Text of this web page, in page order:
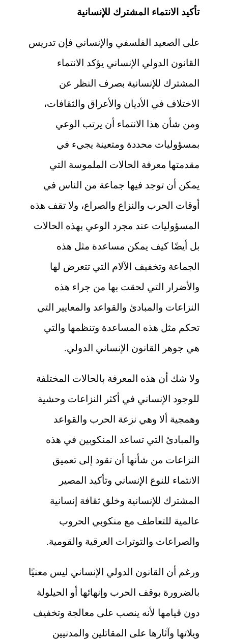
تأكيد الانتماء المشترك للإنسانية
على الصعيد الفلسفي والإنساني فإن تدريس
القانون الدولي الإنساني يؤكد الانتماء
المشترك للإنسانية بصرف النظر عن
الاختلاف في الأديان والأعراق والثقافات،
ومن شأن هذا الانتماء أن يرتب الوعي
بمسؤوليات محددة ومتعينة يجيء في
مقدمتها معرفة الحالات الملموسة التي
يمكن أن توجد فيها جماعة من الناس في
أوقات الحرب والنزاع والصراع، ولا تقف هذه
المسؤوليات عند مجرد الوعي بهذه الحالات
بل أيضًا كيف يمكن مساعدة مثل هذه
الجماعة وتخفيف الآلام التي تتعرض لها
والأضرار التي لحقت بها من جراء هذه
النزاعات والمبادئ والقواعد والمعايير التي
تحكم مثل هذه المساعدة وتنظمها والتي
هي جوهر القانون الإنساني الدولي.
ولا شك أن هذه المعرفة بالحالات المختلفة
للوجود الإنساني في أكثر النزاعات وحشية
وهمجية ألا وهي نزعة الحرب والقواعد
والمبادئ التي تساعد المنكوبين في هذه
النزاعات من شأنها أن تقود إلى تعميق
الانتماء للنوع الإنساني وتأكيد المصير
المشترك للإنسانية وخلق ثقافة إنسانية
عالمية للتعاطف مع منكوبي الحروب
والصراعات والتوترات العرقية والقومية.
ورغم أن القانون الدولي الإنساني ليس معنيًا
بالضرورة بوقف الحرب وإنهائها أو الحيلولة
دون قيامها لأنه ينصب على معالجة وتخفيف
ويلاتها وآثارها على المقاتلين والمدنيين